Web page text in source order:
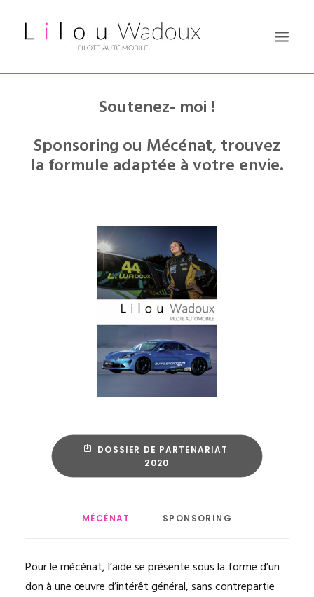
Soutenez- moi !
Sponsoring ou Mécénat, trouvez
la formule adaptée à votre envie.
DOSSIER DE PARTENARIAT
2020
MÉCÉNAT SPONSORING
Pour le mécénat, l’aide se présente sous la forme d’un
don à une œuvre d’intérêt général, sans contrepartie